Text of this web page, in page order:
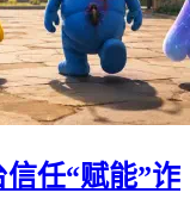
任“赋能”诈